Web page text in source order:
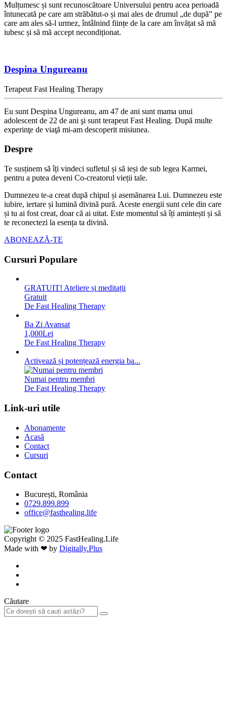
Mulțumesc și sunt recunoscătoare Universului pentru acea perioadă
întunecată pe care am străbătut-o și mai ales de drumul „de după” pe
care am ales să-l urmez, întâlnind ființe de la care am învățat să mă
iubesc și să mă accept necondiționat.
Despina Ungureanu
Terapeut Fast Healing Therapy
Eu sunt Despina Ungureanu, am 47 de ani sunt mama unui
adolescent de 22 de ani şi sunt terapeut Fast Healing. După multe
experinţe de viaţă mi-am descoperit misiunea.
Despre
Te susținem să îți vindeci sufletul și să ieși de sub legea Karmei,
pentru a putea deveni Co-creatorul vieții tale.
Dumnezeu te-a creat după chipul și asemănarea Lui. Dumnezeu este
iubire, iertare și lumină divină pură. Aceste energii sunt cele din care
și tu ai fost creat, doar că ai uitat. Este momentul să îți amintești și să
te reconectezi la esența ta divină.
ABONEAZĂ-TE
Cursuri Populare
GRATUIT! Ateliere și meditații
Gratuit
De Fast Healing Therapy
Ba Zi Avansat
1,000Lei
De Fast Healing Therapy
Activează și potențează energia ba...
Numai pentru membri
De Fast Healing Therapy
Link-uri utile
Abonamente
Acasă
Contact
Cursuri
Contact
București, România
0729.899.899
office@fasthealing.life
Copyright © 2025 FastHealing.Life
Made with ❤ by Digitally.Plus
Căutare